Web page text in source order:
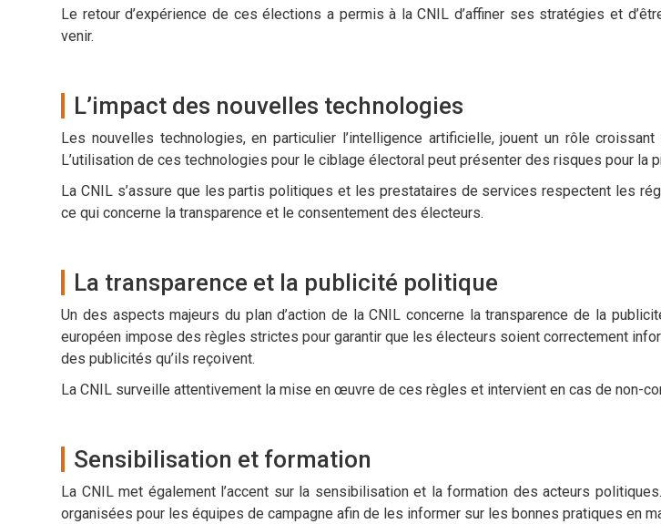
Le retour d’expérience de ces élections a permis à la CNIL d’affiner ses stratégies et
venir.
L’impact des nouvelles technologies
Les nouvelles technologies, en particulier l’intelligence artificielle, jouent un rôle
L’utilisation de ces technologies pour le ciblage électoral peut présenter des risques pour la
La CNIL s’assure que les partis politiques et les prestataires de services respectent les
ce qui concerne la transparence et le consentement des électeurs.
La transparence et la publicité politique
Un des aspects majeurs du plan d’action de la CNIL concerne la transparence de la
européen impose des règles strictes pour garantir que les électeurs soient correctement
des publicités qu’ils reçoivent.
La CNIL surveille attentivement la mise en œuvre de ces règles et intervient en cas de non-
Sensibilisation et formation
La CNIL met également l’accent sur la sensibilisation et la formation des acteurs
organisées pour les équipes de campagne afin de les informer sur les bonnes pratiques en